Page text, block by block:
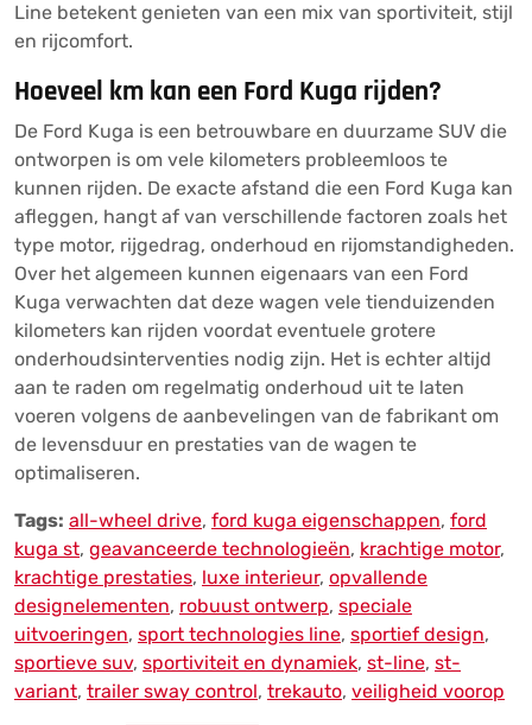
Line betekent genieten van een mix van sportiviteit, stijl
en rijcomfort.
Hoeveel km kan een Ford Kuga rijden?
De Ford Kuga is een betrouwbare en duurzame SUV die
ontworpen is om vele kilometers probleemloos te
kunnen rijden. De exacte afstand die een Ford Kuga kan
afleggen, hangt af van verschillende factoren zoals het
type motor, rijgedrag, onderhoud en rijomstandigheden.
Over het algemeen kunnen eigenaars van een Ford
Kuga verwachten dat deze wagen vele tienduizenden
kilometers kan rijden voordat eventuele grotere
onderhoudsinterventies nodig zijn. Het is echter altijd
aan te raden om regelmatig onderhoud uit te laten
voeren volgens de aanbevelingen van de fabrikant om
de levensduur en prestaties van de wagen te
optimaliseren.
Tags: all-wheel drive, ford kuga eigenschappen, ford
kuga st, geavanceerde technologieën, krachtige motor,
krachtige prestaties, luxe interieur, opvallende
designelementen, robuust ontwerp, speciale
uitvoeringen, sport technologies line, sportief design,
sportieve suv, sportiviteit en dynamiek, st-line, st-
variant, trailer sway control, trekauto, veiligheid voorop